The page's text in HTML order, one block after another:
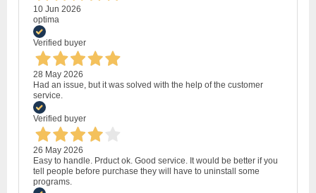
10 Jun 2026
optima
Verified buyer
28 May 2026
Had an issue, but it was solved with the help of the customer
service.
Verified buyer
26 May 2026
Easy to handle. Prduct ok. Good service. It would be better if you
tell people before purchase they will have to uninstall some
programs.